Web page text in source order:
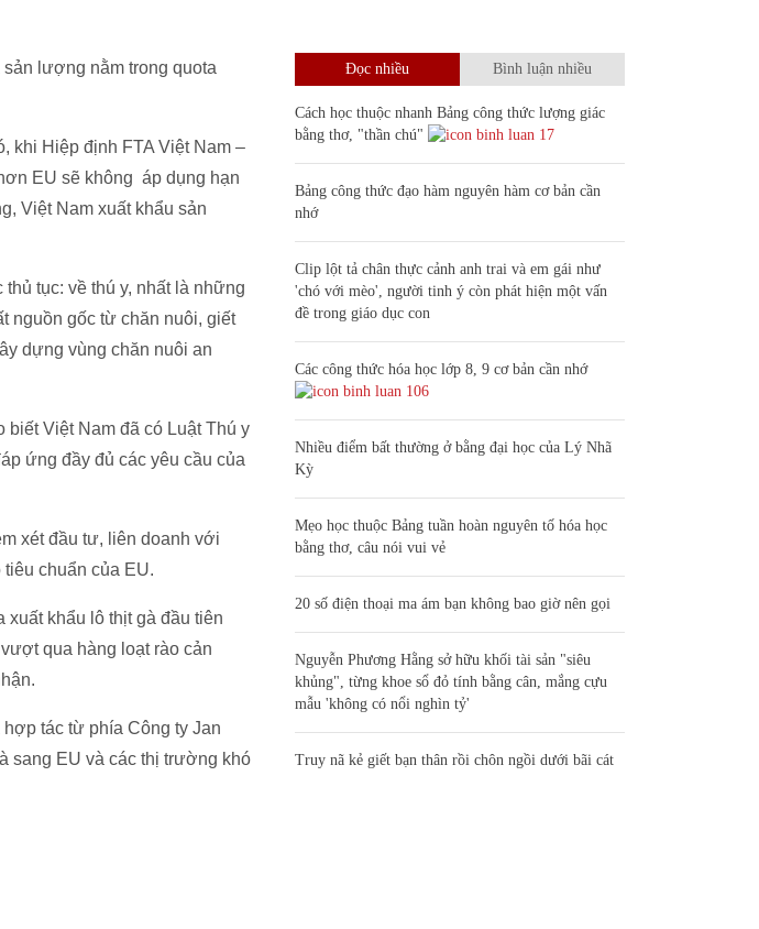
lượng nằm trong quota
khi Hiệp định FTA Việt Nam –
EU sẽ không áp dụng hạn
Việt Nam xuất khẩu sản
tục: về thú y, nhất là những
nguồn gốc từ chăn nuôi, giết
dựng vùng chăn nuôi an
Việt Nam đã có Luật Thú y
ứng đầy đủ các yêu cầu của
xét đầu tư, liên doanh với
chuẩn của EU.
khẩu lô thịt gà đầu tiên
qua hàng loạt rào cản
tác từ phía Công ty Jan
sang EU và các thị trường khó
Đọc nhiều Bình luận nhiều
Cách học thuộc nhanh Bảng công thức lượng giác
bằng thơ, "thần chú"
17
Bảng công thức đạo hàm nguyên hàm cơ bản cần
nhớ
Clip lột tả chân thực cảnh anh trai và em gái như
'chó với mèo', người tinh ý còn phát hiện một vấn
đề trong giáo dục con
Các công thức hóa học lớp 8, 9 cơ bản cần nhớ
106
Nhiều điểm bất thường ở bằng đại học của Lý Nhã
Kỳ
Mẹo học thuộc Bảng tuần hoàn nguyên tố hóa học
bằng thơ, câu nói vui vẻ
20 số điện thoại ma ám bạn không bao giờ nên gọi
Nguyễn Phương Hằng sở hữu khối tài sản "siêu
khủng", từng khoe sổ đỏ tính bằng cân, mắng cựu
mẫu 'không có nổi nghìn tỷ'
Truy nã kẻ giết bạn thân rồi chôn ngồi dưới bãi cát